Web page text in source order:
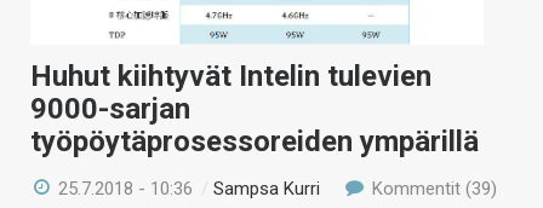
Huhut kiihtyvät Intelin tulevien
9000-sarjan
työpöytäprosessoreiden ympärillä
25.7.2018 - 10:36 /Sampsa Kurri Kommentit (39)